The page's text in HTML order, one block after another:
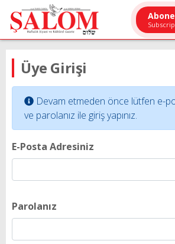
Üye Girişi
Devam etmeden önce lütfen e-
ve parolanız ile giriş yapınız.
E-Posta Adresiniz
Parolanız